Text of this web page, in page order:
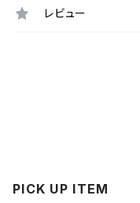
レビュー
PICK UP ITEM